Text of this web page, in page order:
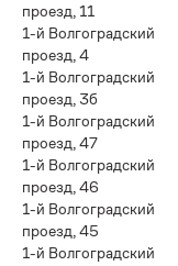
проезд, 11
1-й Волгоградский
проезд, 4
1-й Волгоградский
проезд, 3б
1-й Волгоградский
проезд, 47
1-й Волгоградский
проезд, 46
1-й Волгоградский
проезд, 45
1-й Волгоградский